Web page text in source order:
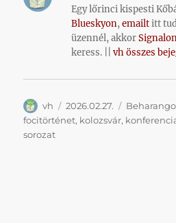
Egy lőrinci kispesti
Blueskyon,emailtitt
üzennél, akkor
keress. ||vh összes
Szerző
vh Közzétéve
2026.02.27. Kategória
focitörténet, kolozsvár,
sorozat